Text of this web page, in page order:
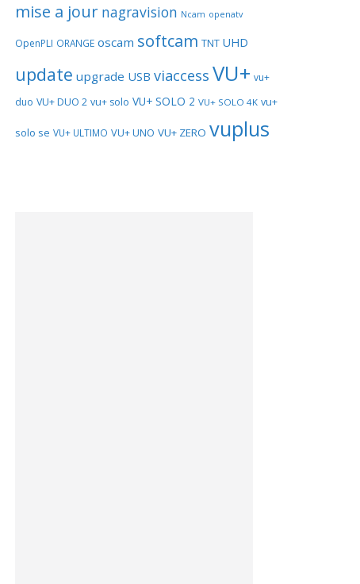
mise a jour nagravision Ncam openatv
OpenPLI ORANGE oscam softcam TNT UHD
update upgrade USB viaccess VU+ vu+
duo VU+ DUO 2 vu+ solo VU+ SOLO 2 VU+ SOLO 4K vu+
solo se VU+ ULTIMO VU+ UNO VU+ ZERO vuplus